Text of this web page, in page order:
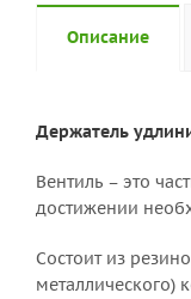
Описание
Держатель
Вентиль – это
достижении
Состоит из
металлического)